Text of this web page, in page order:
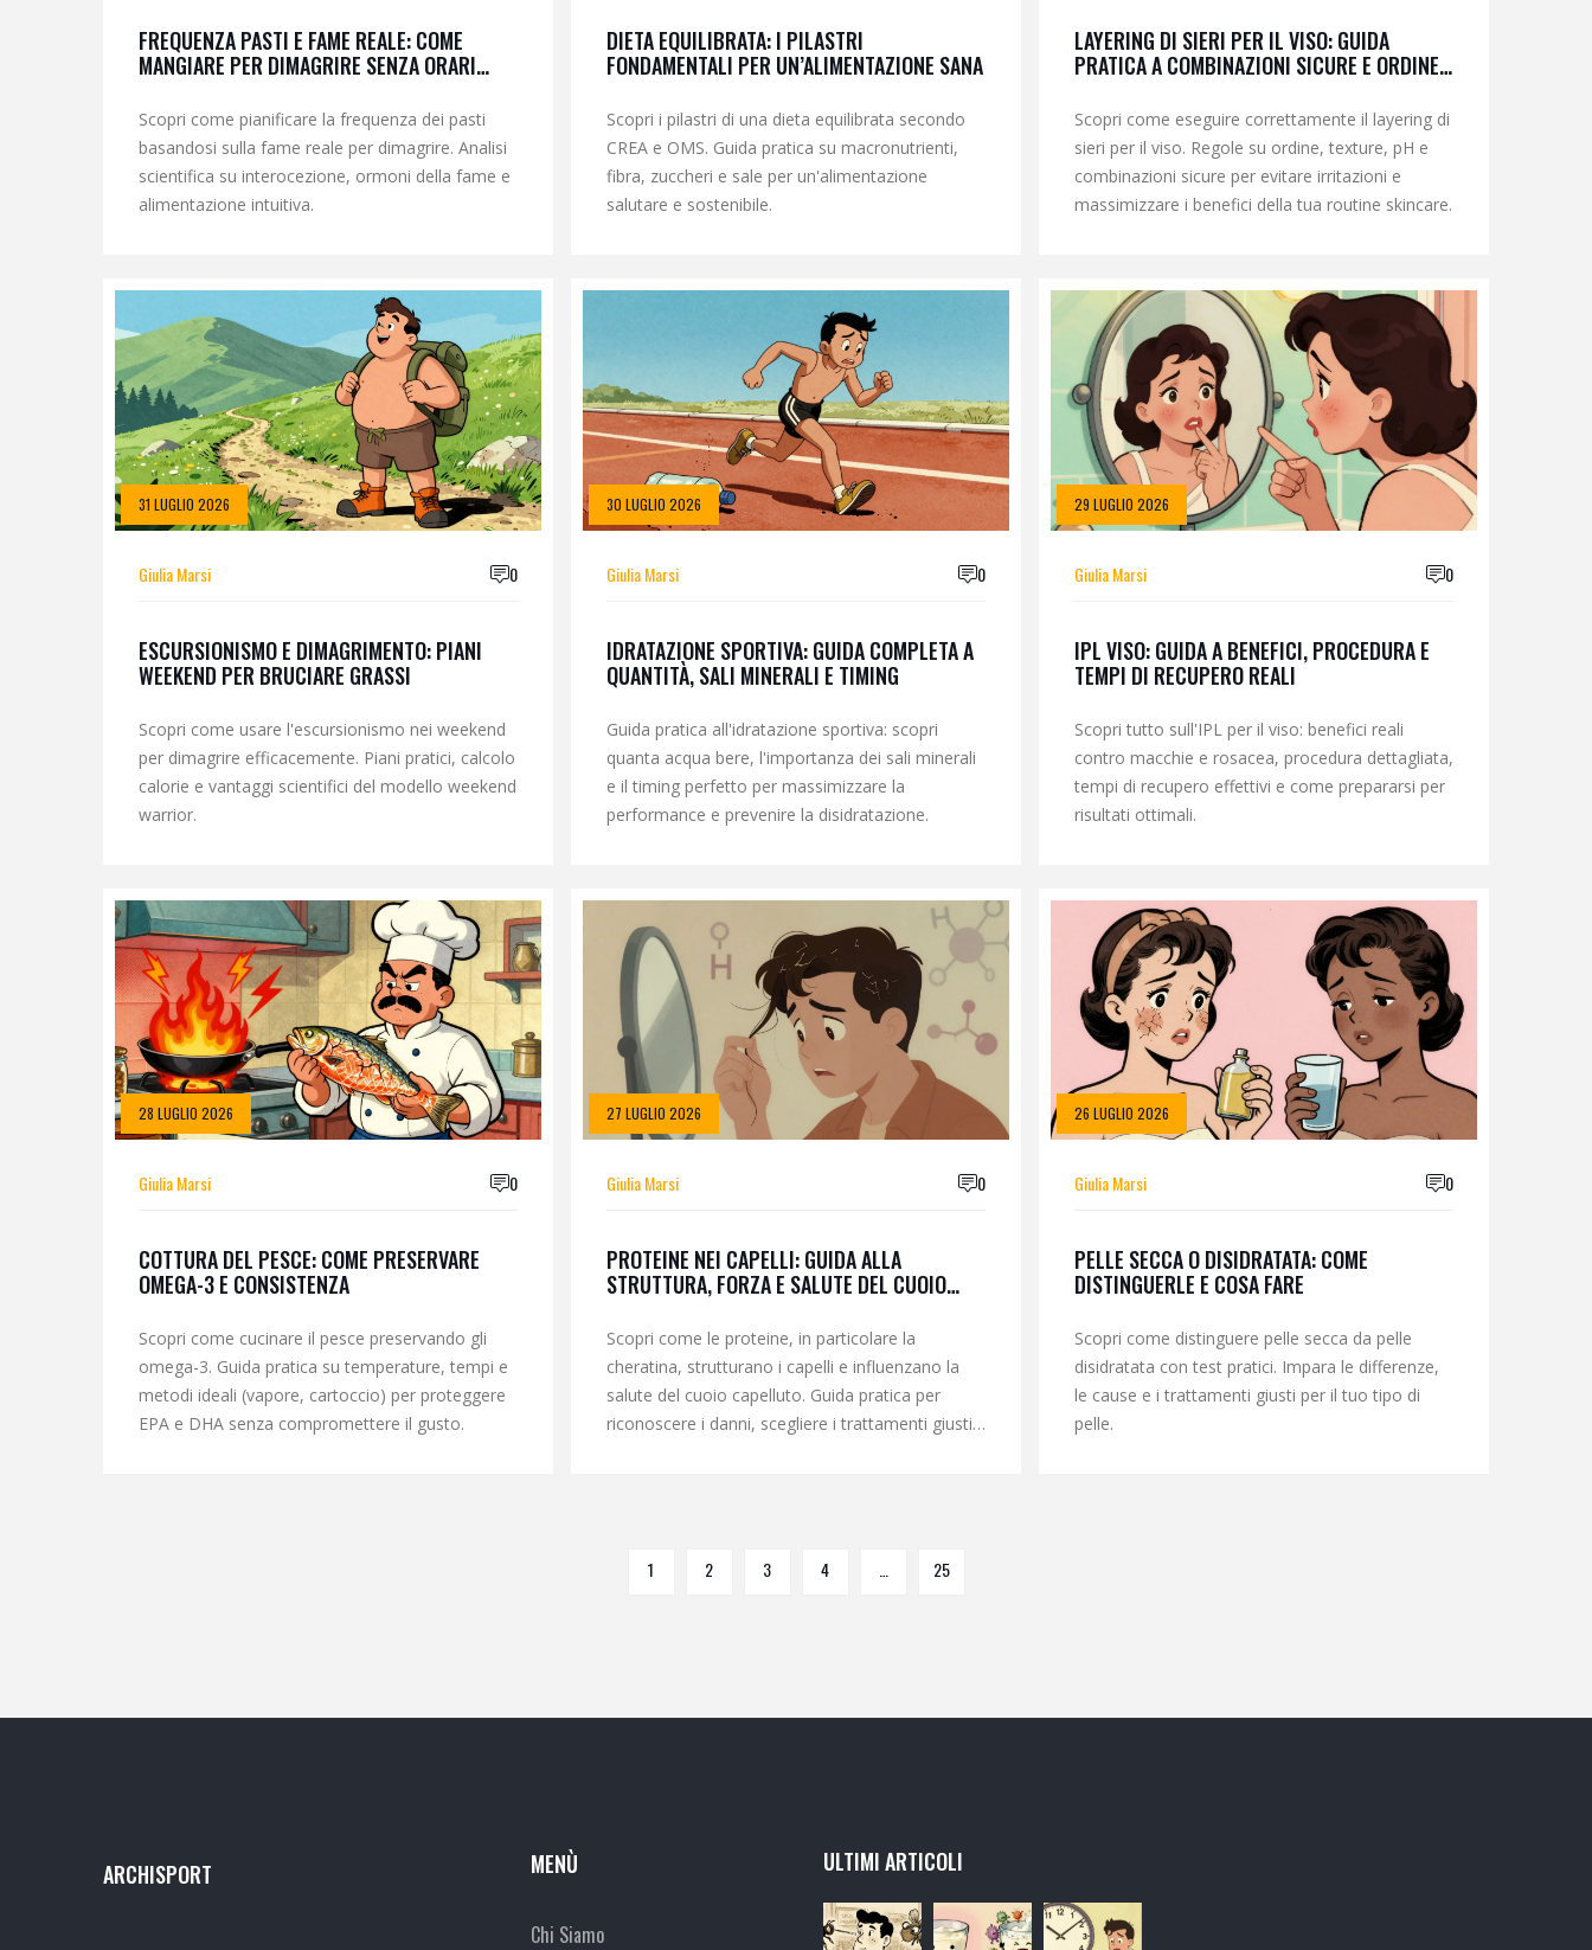
FREQUENZA PASTI E FAME REALE: COME
MANGIARE PER DIMAGRIRE SENZA ORARI
Scopri come pianificare la frequenza dei pasti
basandosi sulla fame reale per dimagrire. Analisi
scientifica su interocezione, ormoni della fame e
alimentazione intuitiva.
DIETA EQUILIBRATA: I PILASTRI
FONDAMENTALI PER UN’ALIMENTAZIONE SANA
Scopri i pilastri di una dieta equilibrata secondo
CREA e OMS. Guida pratica su macronutrienti,
fibra, zuccheri e sale per un'alimentazione
salutare e sostenibile.
LAYERING DI SIERI PER IL VISO: GUIDA
PRATICA A COMBINAZIONI SICURE E ORDINE
Scopri come eseguire correttamente il layering di
sieri per il viso. Regole su ordine, texture, pH e
combinazioni sicure per evitare irritazioni e
massimizzare i benefici della tua routine skincare.
31 LUGLIO 2026
Giulia Marsi 0
ESCURSIONISMO E DIMAGRIMENTO: PIANI
WEEKEND PER BRUCIARE GRASSI
Scopri come usare l'escursionismo nei weekend
per dimagrire efficacemente. Piani pratici, calcolo
calorie e vantaggi scientifici del modello weekend
warrior.
30 LUGLIO 2026
Giulia Marsi 0
IDRATAZIONE SPORTIVA: GUIDA COMPLETA A
QUANTITÀ, SALI MINERALI E TIMING
Guida pratica all'idratazione sportiva: scopri
quanta acqua bere, l'importanza dei sali minerali
e il timing perfetto per massimizzare la
performance e prevenire la disidratazione.
29 LUGLIO 2026
Giulia Marsi 0
IPL VISO: GUIDA A BENEFICI, PROCEDURA E
TEMPI DI RECUPERO REALI
Scopri tutto sull'IPL per il viso: benefici reali
contro macchie e rosacea, procedura dettagliata,
tempi di recupero effettivi e come prepararsi per
risultati ottimali.
28 LUGLIO 2026
Giulia Marsi 0
COTTURA DEL PESCE: COME PRESERVARE
OMEGA-3 E CONSISTENZA
Scopri come cucinare il pesce preservando gli
omega-3. Guida pratica su temperature, tempi e
metodi ideali (vapore, cartoccio) per proteggere
EPA e DHA senza compromettere il gusto.
27 LUGLIO 2026
Giulia Marsi 0
PROTEINE NEI CAPELLI: GUIDA ALLA
STRUTTURA, FORZA E SALUTE DEL CUOIO
Scopri come le proteine, in particolare la
cheratina, strutturano i capelli e influenzano la
salute del cuoio capelluto. Guida pratica per
riconoscere i danni, scegliere i trattamenti giusti
26 LUGLIO 2026
Giulia Marsi 0
PELLE SECCA O DISIDRATATA: COME
DISTINGUERLE E COSA FARE
Scopri come distinguere pelle secca da pelle
disidratata con test pratici. Impara le differenze,
le cause e i trattamenti giusti per il tuo tipo di
pelle.
1 2 3 4 25
ARCHISPORT MENÙ
Chi Siamo
ULTIMI ARTICOLI